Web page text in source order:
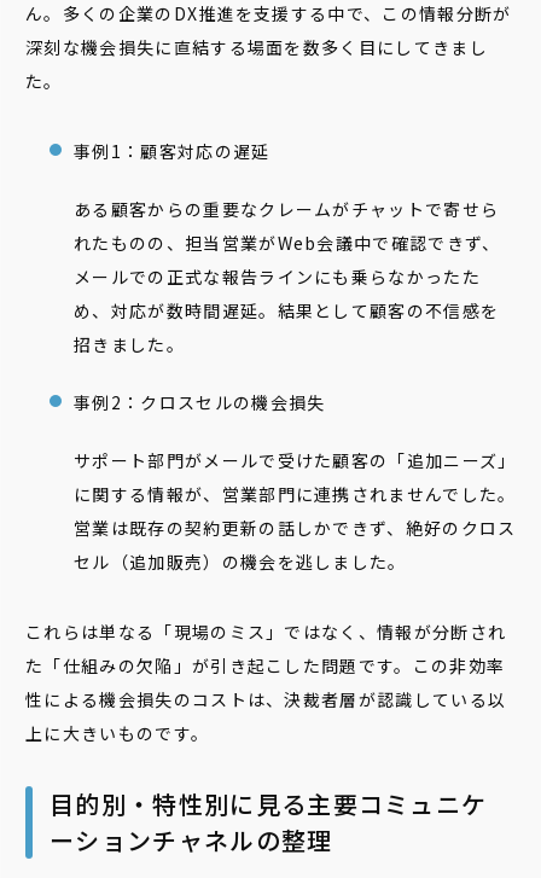
ん。多くの企業のDX推進を支援する中で、この情報分断が
深刻な機会損失に直結する場面を数多く目にしてきまし
た。
事例1：顧客対応の遅延
ある顧客からの重要なクレームがチャットで寄せら
れたものの、担当営業がWeb会議中で確認できず、
メールでの正式な報告ラインにも乗らなかったた
め、対応が数時間遅延。結果として顧客の不信感を
招きました。
事例2：クロスセルの機会損失
サポート部門がメールで受けた顧客の「追加ニーズ」
に関する情報が、営業部門に連携されませんでした。
営業は既存の契約更新の話しかできず、絶好のクロス
セル（追加販売）の機会を逃しました。
これらは単なる「現場のミス」ではなく、情報が分断され
た「仕組みの欠陥」が引き起こした問題です。この非効率
性による機会損失のコストは、決裁者層が認識している以
上に大きいものです。
目的別・特性別に見る主要コミュニケ
ーションチャネルの整理